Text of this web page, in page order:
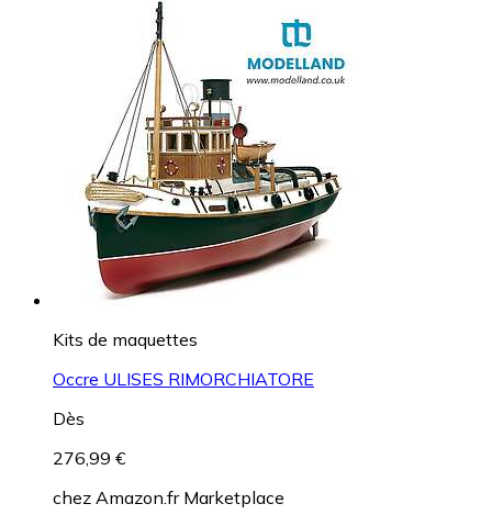
Kits de maquettes
Occre ULISES RIMORCHIATORE
Dès
276,99 €
chez Amazon.fr Marketplace